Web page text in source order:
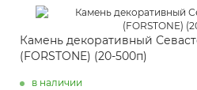
Камень декоративный
(FORSTONE) (20-500п)
в наличии